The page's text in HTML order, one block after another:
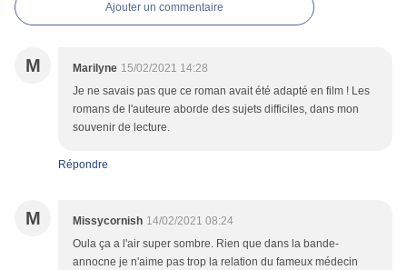
Ajouter un commentaire
M Marilyne 15/02/2021 14:28
Je ne savais pas que ce roman avait été adapté en film ! Les
romans de l'auteure aborde des sujets difficiles, dans mon
souvenir de lecture.
Répondre
M Missycornish 14/02/2021 08:24
Oula ça a l'air super sombre. Rien que dans la bande-
annocne je n'aime pas trop la relation du fameux médecin